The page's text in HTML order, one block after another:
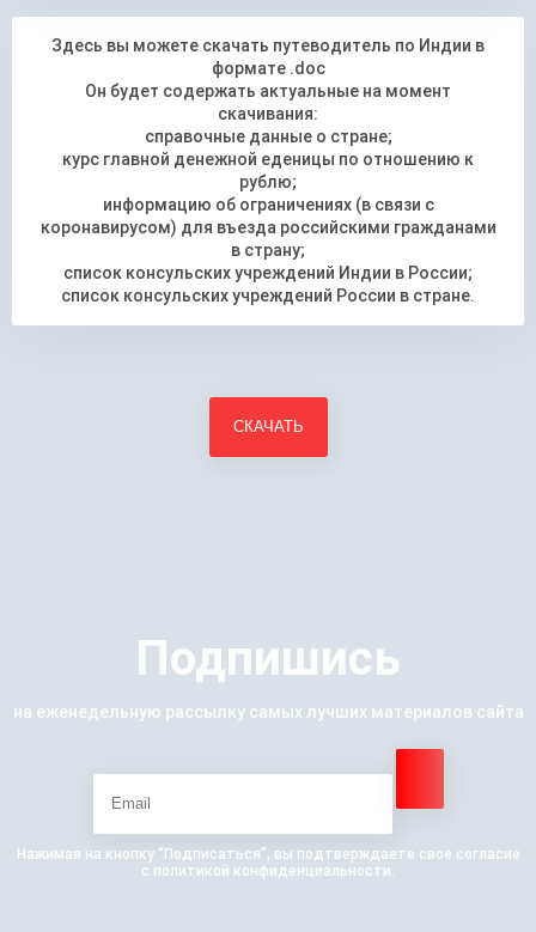
Здесь вы можете скачать путеводитель по Индии в
формате .doc
Он будет содержать актуальные на момент
скачивания:
справочные данные о стране;
курс главной денежной еденицы по отношению к
рублю;
информацию об ограничениях (в связи с
коронавирусом) для въезда российскими гражданами
в страну;
список консульских учреждений Индии в России;
список консульских учреждений России в стране.
Подпишись
на еженедельную рассылку самых лучших материалов сайта
Нажимая на кнопку “Подписаться”, вы подтверждаете свое согласие
с политикой конфиденциальности.